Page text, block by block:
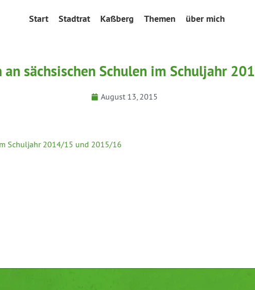
Start Stadtrat Kaßberg Themen über mich
sächsischen Schulen im Schuljahr
August 13, 2015
Schuljahr 2014/15 und 2015/16